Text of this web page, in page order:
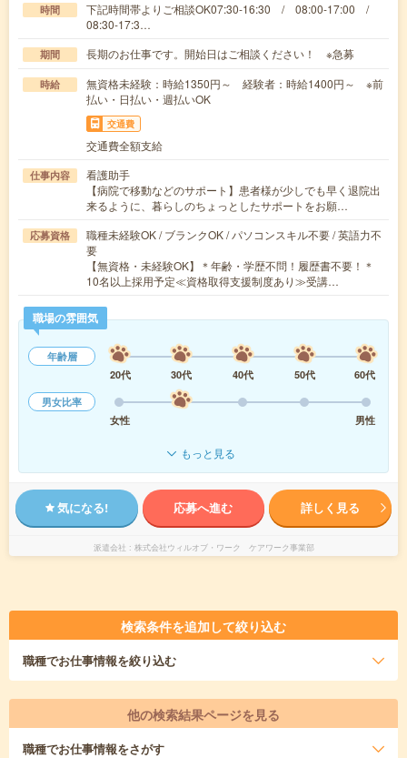
時間
下記時間帯よりご相談OK07:30-16:30 / 08:00-17:00 /
08:30-17:3…
期間 長期のお仕事です。開始日はご相談ください！ ※急募
時給
無資格未経験：時給1350円～ 経験者：時給1400円～ ※前
払い・日払い・週払いOK
交通費
交通費全額支給
仕事内容
看護助手
【病院で移動などのサポート】患者様が少しでも早く退院出
来るように、暮らしのちょっとしたサポートをお願…
応募資格
職種未経験OK / ブランクOK / パソコンスキル不要 / 英語力不
要
【無資格・未経験OK】＊年齢・学歴不問！履歴書不要！＊
10名以上採用予定≪資格取得支援制度あり≫受講…
職場の雰囲気
年齢層
20代
30代 40代 50代
60代
男女比率
女性
男性
もっと見る
気になる! 応募へ進む 詳しく見る
派遣会社 株式会社ウィルオブ・ワーク ケアワーク事業部
検索条件を追加して絞り込む
職種でお仕事情報を絞り込む
他の検索結果ページを見る
職種でお仕事情報をさがす